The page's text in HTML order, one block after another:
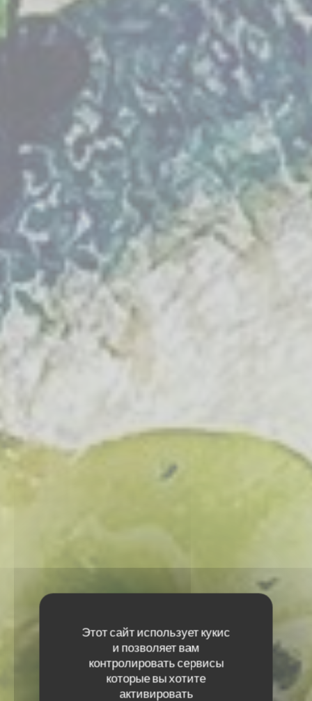
Этот сайт использует кукис
и позволяет вам
контролировать сервисы
которые вы хотите
активировать